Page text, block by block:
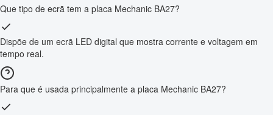
Que tipo de ecrã tem a placa Mechanic BA27?
Dispõe de um ecrã LED digital que mostra corrente e voltagem em
tempo real.
Para que é usada principalmente a placa Mechanic BA27?